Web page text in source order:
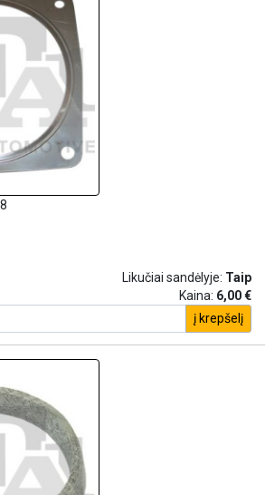
Likučiai sandėlyje: Taip
Kaina: 6,00 €
į krepšelį